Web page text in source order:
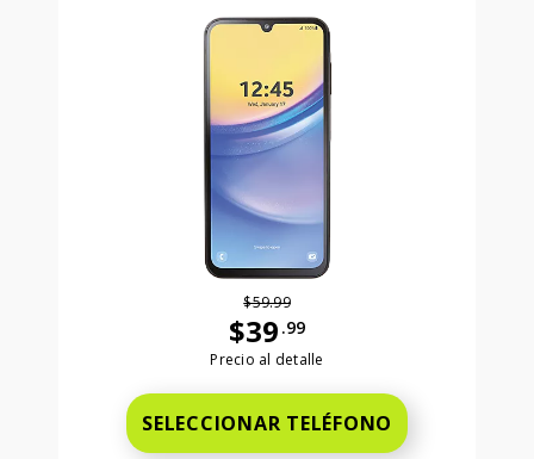
$59.99
$39 .99
Antes el precio era 59 dollars and
Precio al detalle
SELECCIONAR TELÉFONO